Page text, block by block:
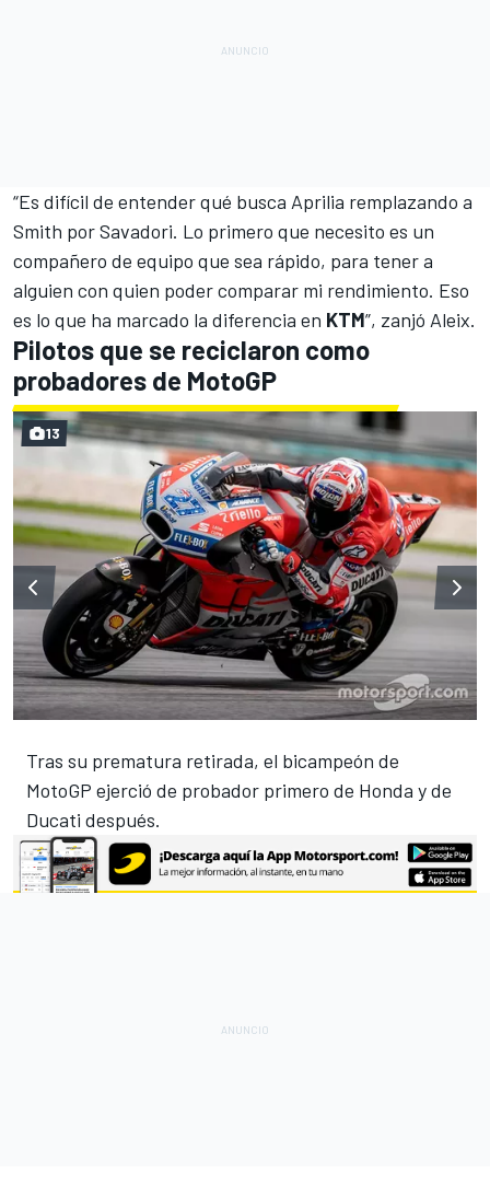
“Es difícil de entender qué busca Aprilia remplazando a
Smith por Savadori. Lo primero que necesito es un
compañero de equipo que sea rápido, para tener a
alguien con quien poder comparar mi rendimiento. Eso
es lo que ha marcado la diferencia en KTM”, zanjó Aleix.
Pilotos que se reciclaron como
probadores de MotoGP
Tras su prematura retirada, el bicampeón de
MotoGP ejerció de probador primero de Honda y de
Ducati después.
13